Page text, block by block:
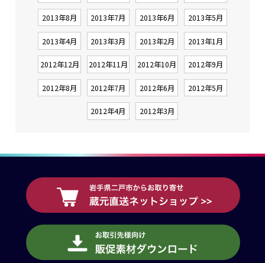
2013年8月 2013年7月 2013年6月 2013年5月
2013年4月 2013年3月 2013年2月 2013年1月
2012年12月 2012年11月 2012年10月 2012年9月
2012年8月 2012年7月 2012年6月 2012年5月
2012年4月 2012年3月